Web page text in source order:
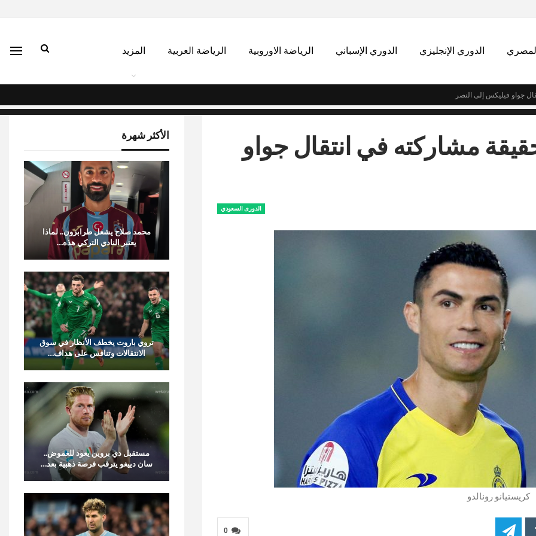
الدوري الإنجليزي الدوري الإسباني الرياضة الاوروبية الرياضة العربية المزيد
جواو فيليكس إلى النصر
مشاركته في انتقال جواو
الدورى السعودي
كريستيانو رونالدو
0
الأكثر شهرة
محمد صلاح يشعل طرابزون.. لماذا
يعتبر النادي التركي هذه…
تروي باروت يخطف الأنظار في سوق
الانتقالات وتنافس على هداف…
مستقبل دي بروين يعود للغموض..
سان دييغو يترقب فرصة ذهبية بعد…